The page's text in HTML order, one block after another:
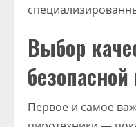
Выбор
Первое и самое